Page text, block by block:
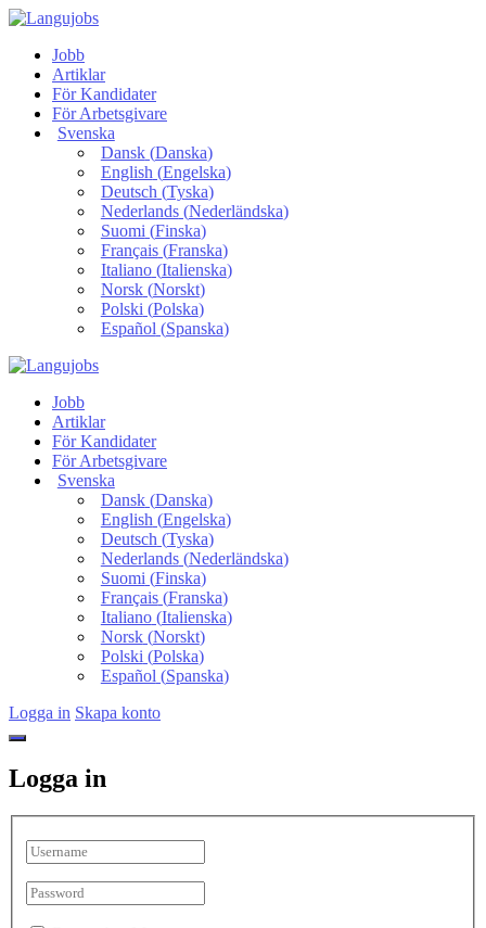
Jobb
Artiklar
För Kandidater
För Arbetsgivare
Svenska
Dansk(Danska)
English (Engelska)
Deutsch (Tyska)
Nederlands(Nederländska)
Suomi (Finska)
Français(Franska)
Italiano(Italienska)
Norsk(Norskt)
Polski (Polska)
Español (Spanska)
Jobb
Artiklar
För Kandidater
För Arbetsgivare
Svenska
Dansk(Danska)
English (Engelska)
Deutsch (Tyska)
Nederlands(Nederländska)
Suomi (Finska)
Français(Franska)
Italiano(Italienska)
Norsk(Norskt)
Polski (Polska)
Español (Spanska)
Logga in Skapa konto
Logga in